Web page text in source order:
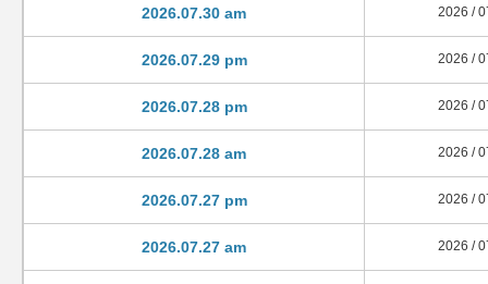
2026.07.30 am 2026 /
2026.07.29 pm 2026 /
2026.07.28 pm 2026 /
2026.07.28 am 2026 /
2026.07.27 pm 2026 /
2026.07.27 am 2026 /